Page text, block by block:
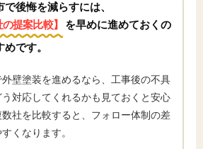
後悔を減らすには、
の提案比較】
を早めに進めておくの
です。
外壁塗装を進めるなら、工事後の不具
対応してくれるかも見ておくと安心
数社を比較すると、フォロー体制の差
くなります。